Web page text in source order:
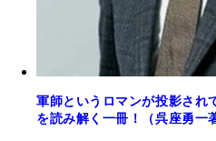
軍師というロマンが投影され
を読み解く一冊！（呉座勇一